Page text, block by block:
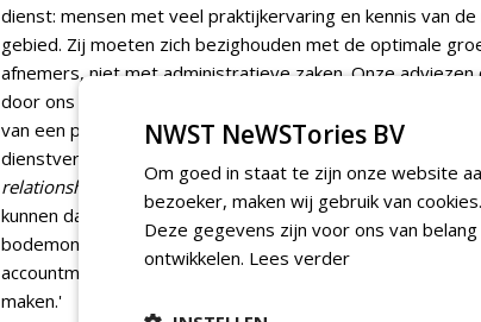
dienst: mensen met veel praktijkervaring en kennis van
gebied. Zij moeten zich bezighouden met de optimale
afnemers, niet met administratieve zaken. Onze
door ons verzamelde gegevens. Wat automatisering
van een portal voor onze afnemers en adviseurs.
dienstverlening bij advisering een nieuwe impuls geven.
relationship management-of crm-pakket bouwen we op
kunnen daar straks bijvoorbeeld hun afnamehistorie inzien
bodemonderzoeksresultaten ontvangen. Het biedt ook
accountmanagers om hun bevindingen en adviezen vast
maken.'
NWST NeWSTories BV
Om goed in staat te zijn onze website
bezoeker, maken wij gebruik van cookies.
Deze gegevens zijn voor ons van
ontwikkelen. Lees verder